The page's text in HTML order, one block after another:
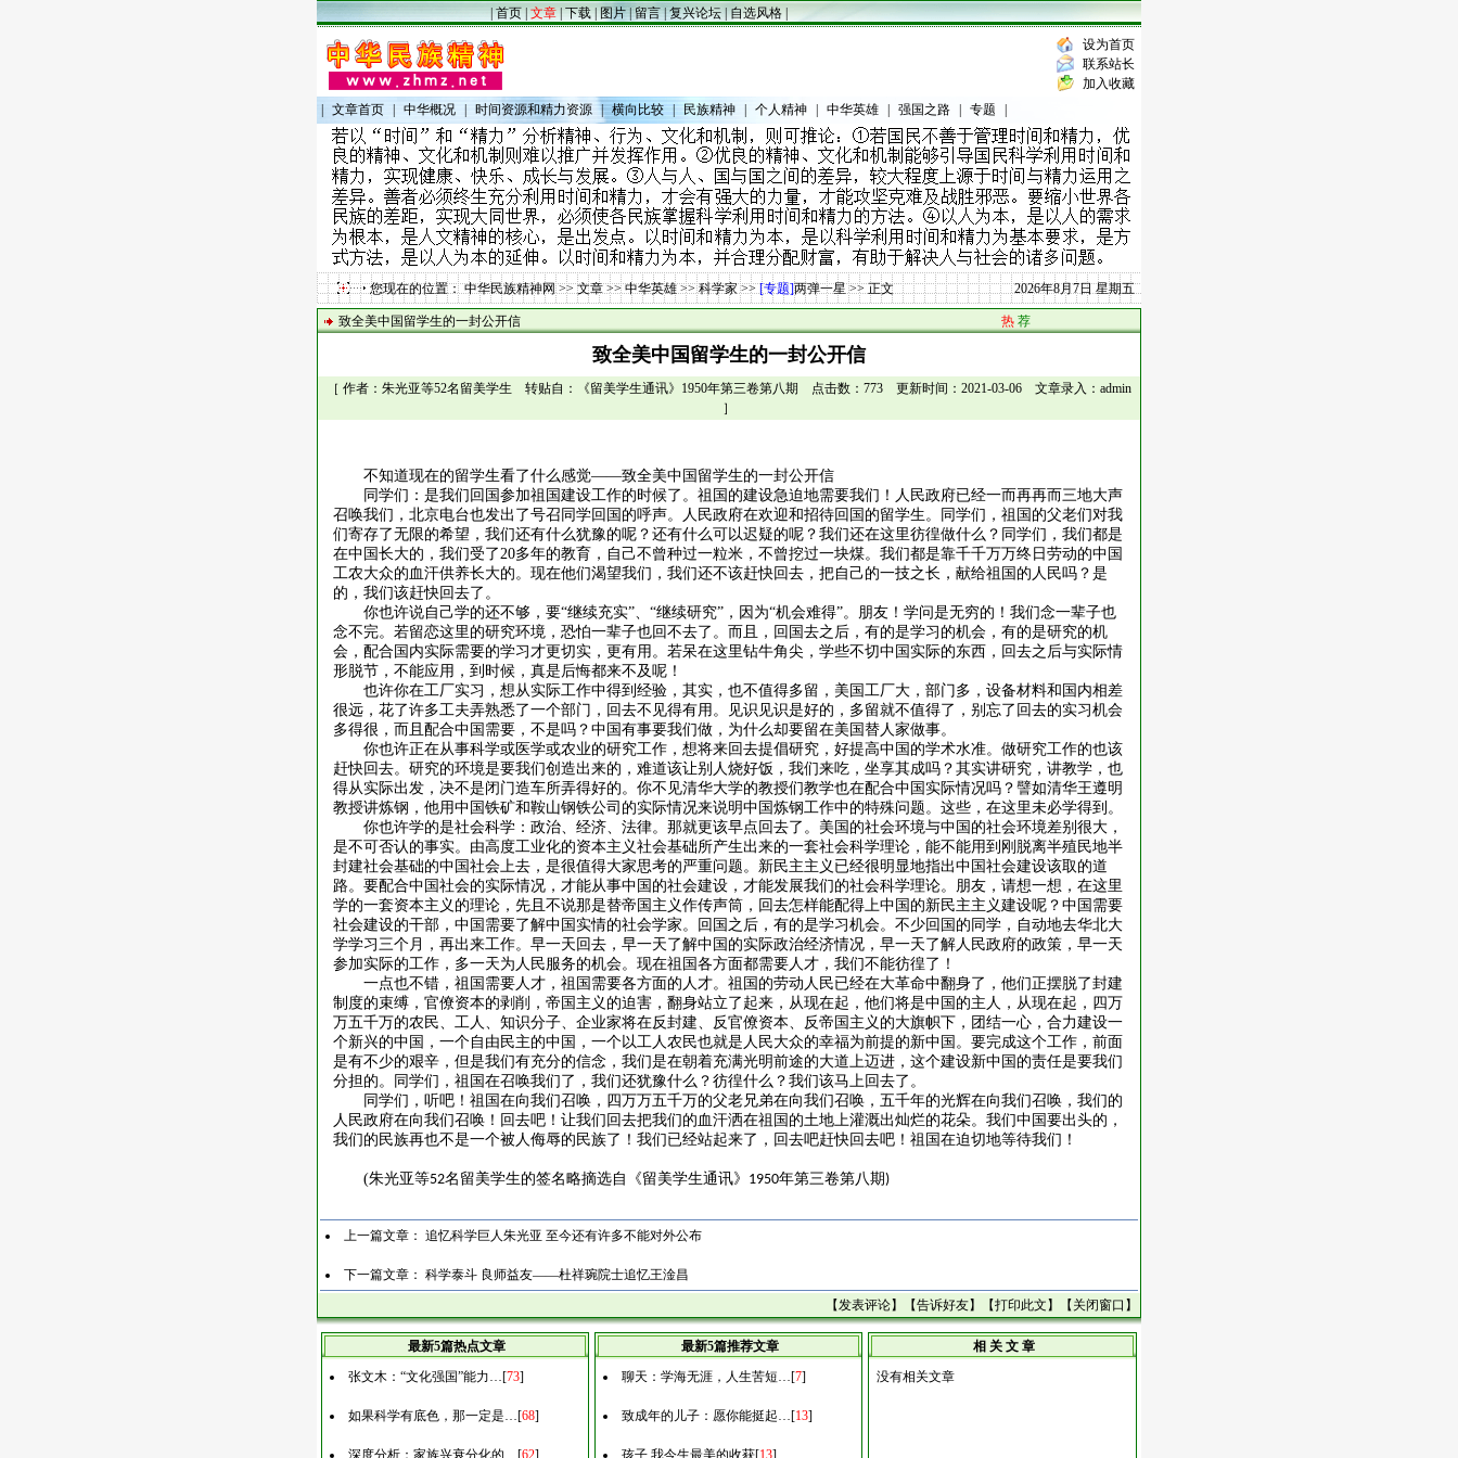
|首页|文章|下载| 图片|留言|复兴论坛 |自选风格
设为首页
联系站长
加入收藏
文章首页 中华概况 时间资源和精力资源 | 横向比较 民族精神 个人精神 中华英雄 强国之路 专题
您现在的位置：中华民族精神网>>文章>>中华英雄>>科学家>>[专题]两弹一星>> 正文 2026年8月7日 星期五
致全美中国留学生的一封公开信 热 荐
致全美中国留学生的一封公开信
［ 作者：朱光亚等52名留美学生 转贴自：《留美学生通讯》1950年第三卷第八期 点击数：773 更新时间：2021-03-06 文章录入：admin
］
不知道现在的留学生看了什么感觉——致全美中国留学生的一封公开信
同学们：是我们回国参加祖国建设工作的时候了。祖国的建设急迫地需要我们！人民政府已经一而再再而三地大声
召唤我们，北京电台也发出了号召同学回国的呼声。人民政府在欢迎和招待回国的留学生。同学们，祖国的父老们对我
们寄存了无限的希望，我们还有什么犹豫的呢？还有什么可以迟疑的呢？我们还在这里彷徨做什么？同学们，我们都是
在中国长大的，我们受了20多年的教育，自己不曾种过一粒米，不曾挖过一块煤。我们都是靠千千万万终日劳动的中国
工农大众的血汗供养长大的。现在他们渴望我们，我们还不该赶快回去，把自己的一技之长，献给祖国的人民吗？是
的，我们该赶快回去了。
你也许说自己学的还不够，要“继续充实”、“继续研究”，因为“机会难得”。朋友！学问是无穷的！我们念一辈子也
念不完。若留恋这里的研究环境，恐怕一辈子也回不去了。而且，回国去之后，有的是学习的机会，有的是研究的机
会，配合国内实际需要的学习才更切实，更有用。若呆在这里钻牛角尖，学些不切中国实际的东西，回去之后与实际情
形脱节，不能应用，到时候，真是后悔都来不及呢！
也许你在工厂实习，想从实际工作中得到经验，其实，也不值得多留，美国工厂大，部门多，设备材料和国内相差
很远，花了许多工夫弄熟悉了一个部门，回去不见得有用。见识见识是好的，多留就不值得了，别忘了回去的实习机会
多得很，而且配合中国需要，不是吗？中国有事要我们做，为什么却要留在美国替人家做事。
你也许正在从事科学或医学或农业的研究工作，想将来回去提倡研究，好提高中国的学术水准。做研究工作的也该
赶快回去。研究的环境是要我们创造出来的，难道该让别人烧好饭，我们来吃，坐享其成吗？其实讲研究，讲教学，也
得从实际出发，决不是闭门造车所弄得好的。你不见清华大学的教授们教学也在配合中国实际情况吗？譬如清华王遵明
教授讲炼钢，他用中国铁矿和鞍山钢铁公司的实际情况来说明中国炼钢工作中的特殊问题。这些，在这里未必学得到。
你也许学的是社会科学：政治、经济、法律。那就更该早点回去了。美国的社会环境与中国的社会环境差别很大，
是不可否认的事实。由高度工业化的资本主义社会基础所产生出来的一套社会科学理论，能不能用到刚脱离半殖民地半
封建社会基础的中国社会上去，是很值得大家思考的严重问题。新民主主义已经很明显地指出中国社会建设该取的道
路。要配合中国社会的实际情况，才能从事中国的社会建设，才能发展我们的社会科学理论。朋友，请想一想，在这里
学的一套资本主义的理论，先且不说那是替帝国主义作传声筒，回去怎样能配得上中国的新民主主义建设呢？中国需要
社会建设的干部，中国需要了解中国实情的社会学家。回国之后，有的是学习机会。不少回国的同学，自动地去华北大
学学习三个月，再出来工作。早一天回去，早一天了解中国的实际政治经济情况，早一天了解人民政府的政策，早一天
参加实际的工作，多一天为人民服务的机会。现在祖国各方面都需要人才，我们不能彷徨了！
一点也不错，祖国需要人才，祖国需要各方面的人才。祖国的劳动人民已经在大革命中翻身了，他们正摆脱了封建
制度的束缚，官僚资本的剥削，帝国主义的迫害，翻身站立了起来，从现在起，他们将是中国的主人，从现在起，四万
万五千万的农民、工人、知识分子、企业家将在反封建、反官僚资本、反帝国主义的大旗帜下，团结一心，合力建设一
个新兴的中国，一个自由民主的中国，一个以工人农民也就是人民大众的幸福为前提的新中国。要完成这个工作，前面
是有不少的艰辛，但是我们有充分的信念，我们是在朝着充满光明前途的大道上迈进，这个建设新中国的责任是要我们
分担的。同学们，祖国在召唤我们了，我们还犹豫什么？彷徨什么？我们该马上回去了。
同学们，听吧！祖国在向我们召唤，四万万五千万的父老兄弟在向我们召唤，五千年的光辉在向我们召唤，我们的
人民政府在向我们召唤！回去吧！让我们回去把我们的血汗洒在祖国的土地上灌溉出灿烂的花朵。我们中国要出头的，
我们的民族再也不是一个被人侮辱的民族了！我们已经站起来了，回去吧赶快回去吧！祖国在迫切地等待我们！
(朱光亚等52名留美学生的签名略摘选自《留美学生通讯》 1950年第三卷第八期 )
上一篇文章： 追忆科学巨人朱光亚 至今还有许多不能对外公布
下一篇文章： 科学泰斗 良师益友——杜祥琬院士追忆王淦昌
【发表评论】【告诉好友】【打印此文 】【 关闭窗口 】
最新5篇热点文章
张文木：“文化强国”能力…[73]
如果科学有底色，那一定是…[68]
深度分析：家族兴衰分化的… [62]
最新5篇推荐文章
聊天：学海无涯，人生苦短…[7]
致成年的儿子：愿你能挺起…[13]
孩子 我今生最美的收获[13]
相 关 文 章
没有相关文章